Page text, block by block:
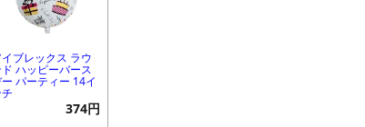
イブレックス ラウ
ド ハッピーバース
パーティー 14イ
374円